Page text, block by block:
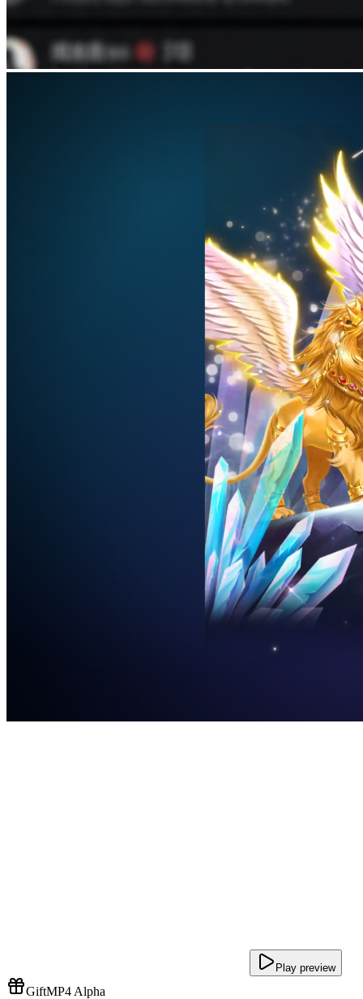
Play preview
GiftMP4 Alpha